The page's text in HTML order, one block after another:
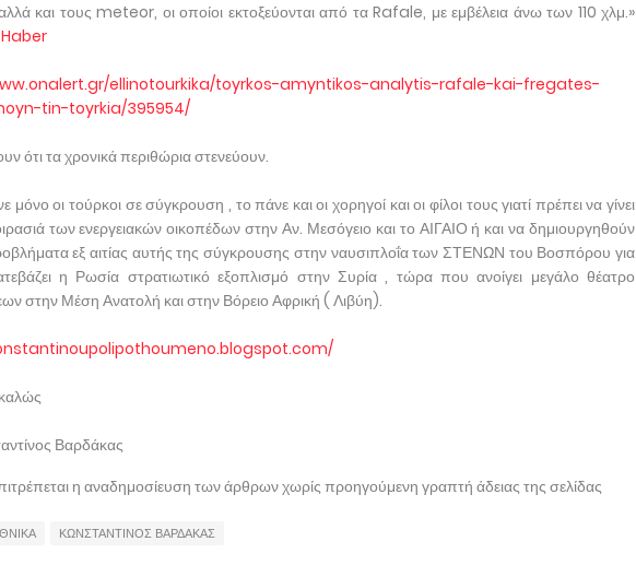
και τους meteor, οι οποίοι εκτοξεύονται από τα Rafale, με εμβέλεια άνω των 110 χλμ.»
ellinotourkika/toyrkos-amyntikos-analytis-rafale-kai-fregates-
tin-toyrkia/395954/
ότι τα χρονικά περιθώρια στενεύουν.
μόνο οι τούρκοι σε σύγκρουση , το πάνε και οι χορηγοί και οι φίλοι τους γιατί πρέπει να γίνει
των ενεργειακών οικοπέδων στην Αν. Μεσόγειο και το ΑΙΓΑΙΟ ή και να δημιουργηθούν
εξ αιτίας αυτής της σύγκρουσης στην ναυσιπλοΐα των ΣΤΕΝΩΝ του Βοσπόρου για
η Ρωσία στρατιωτικό εξοπλισμό στην Συρία , τώρα που ανοίγει μεγάλο θέατρο
στην Μέση Ανατολή και στην Βόρειο Αφρική ( Λιβύη).
Βαρδάκας
η αναδημοσίευση των άρθρων χωρίς προηγούμενη γραπτή άδειας της σελίδας
ΚΩΝΣΤΑΝΤΙΝΟΣ ΒΑΡΔΑΚΑΣ